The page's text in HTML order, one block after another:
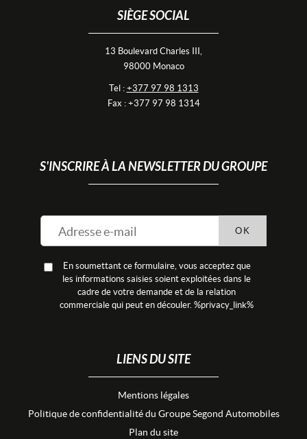
SIÈGE SOCIAL
13 Boulevard Charles III,
98000 Monaco
Tel : +377 97 98 1313
Fax : +377 97 98 1314
S'INSCRIRE À LA NEWSLETTER DU GROUPE
En soumettant ce formulaire, vous acceptez que
les informations saisies soient exploitées dans le
cadre de votre demande et de la relation
commerciale qui peut en découler. %privacy_link%
OK
LIENS DU SITE
Mentions légales
Politique de confidentialité du Groupe Segond Automobiles
Plan du site